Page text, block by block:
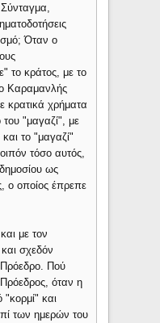
Όταν ο
το κράτος, με το
ο Καραμανλής
κρατικά χρήματα
του "μαγαζί", με
το "μαγαζί"
τόσο αυτός,
ως
ο οποίος έπρεπε
με τον
σχεδόν
Πού
όταν η
"κορμί" και
των ημερών του